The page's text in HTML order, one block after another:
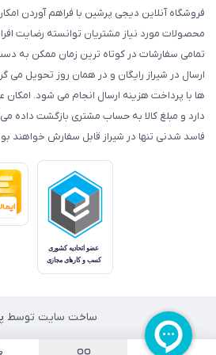
فروشگاه آنلاین دیجی پرشین با فراهم آوردن
محصولات مورد نیاز مشتریان توانسته رضایت
تمامی سفارشات در کوتاه ترین زمان ممکن به
ارسال در شیراز رایگان و در همان روز تحویل می
ها با پرداخت هزینه ارسال انجام می شود.
دارد و مبلغ کالا به حساب مشتری بازگشت
فاسد شدنی تنها در شیراز قابل سفارش خواهند
ساخت سایت توسط